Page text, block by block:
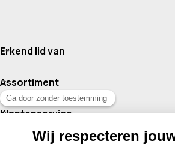
Erkend lid van
Assortiment
Klantenservice